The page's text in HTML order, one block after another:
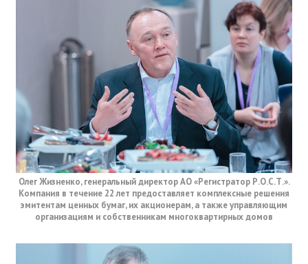
Олег Жизненко, генеральный директор АО «Регистратор Р.О.С.Т.».
Компания в течение 22 лет предоставляет комплексные решения
эмитентам ценных бумаг, их акционерам, а также управляющим
организациям и собственникам многоквартирных домов